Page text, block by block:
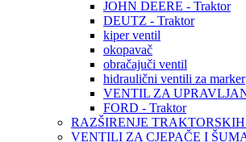
JOHN DEERE - Traktor
DEUTZ - Traktor
kiper ventil
okopavač
obračajuči ventil
hidraulični ventili za marker
VENTIL ZA
FORD - Traktor
RAZŠIRENJE
VENTILI ZA CJEPAČE I